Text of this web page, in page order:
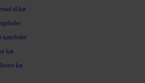
til kat
kattefoder
kat
kat